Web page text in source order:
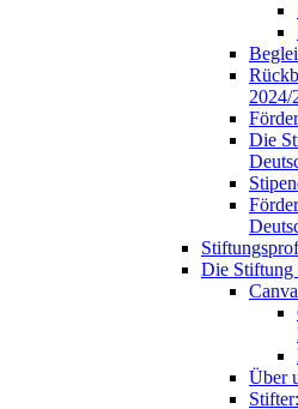
2024/
Die
Die Stiftung
Über